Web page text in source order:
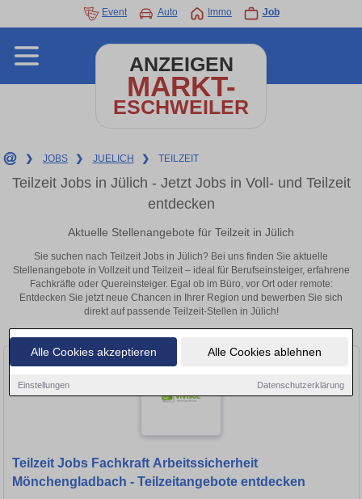
Alle Cookies akzeptieren Alle Cookies ablehnen
Einstellungen Datenschutzerklärung
Event Auto Immo Job
ANZEIGEN
MARKT-
ESCHWEILER
❯ JOBS ❯ JUELICH ❯ TEILZEIT
Teilzeit Jobs in Jülich - Jetzt Jobs in Voll- und Teilzeit
entdecken
Aktuelle Stellenangebote für Teilzeit in Jülich
Sie suchen nach Teilzeit Jobs in Jülich? Bei uns finden Sie aktuelle
Stellenangebote in Vollzeit und Teilzeit – ideal für Berufseinsteiger, erfahrene
Fachkräfte oder Quereinsteiger. Egal ob im Büro, vor Ort oder remote:
Entdecken Sie jetzt neue Chancen in Ihrer Region und bewerben Sie sich
direkt auf passende Teilzeit-Stellen in Jülich!
Teilzeit Jobs Fachkraft Arbeitssicherheit
Mönchengladbach - Teilzeitangebote entdecken